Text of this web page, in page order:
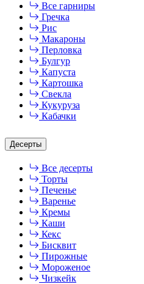
Все гарниры
Гречка
Рис
Макароны
Перловка
Булгур
Капуста
Картошка
Свекла
Кукуруза
Кабачки
Десерты
Все десерты
Торты
Печенье
Варенье
Кремы
Каши
Кекс
Бисквит
Пирожные
Мороженое
Чизкейк